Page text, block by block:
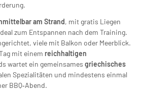
am Strand, mit gratis Liegen
zum Entspannen nach dem Training.
viele mit Balkon oder Meerblick.
mit einem reichhaltigen
wartet ein gemeinsames griechisches
Spezialitäten und mindestens einmal
BBQ‑Abend.